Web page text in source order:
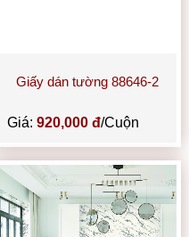
Giấy dán tường 88646-2
Giá: 920,000 đ/Cuộn